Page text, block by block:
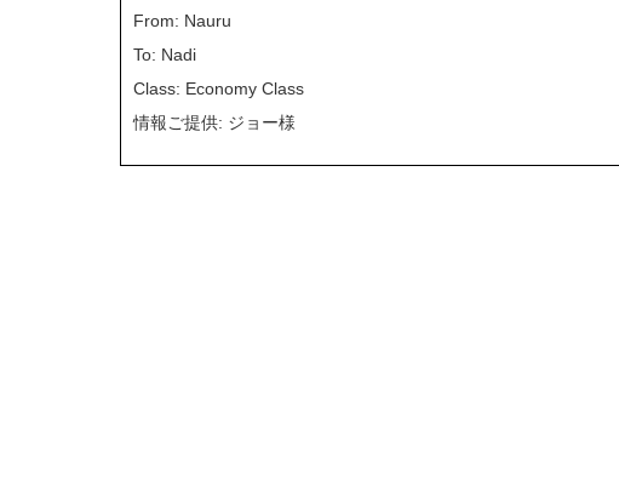
From: Nauru
To: Nadi
Class: Economy Class
情報ご提供: ジョー様